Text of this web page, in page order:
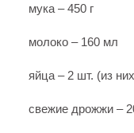
мука –450 г
молоко – 160 мл
яйца – 2 шт. (из
свежие дрожжи –